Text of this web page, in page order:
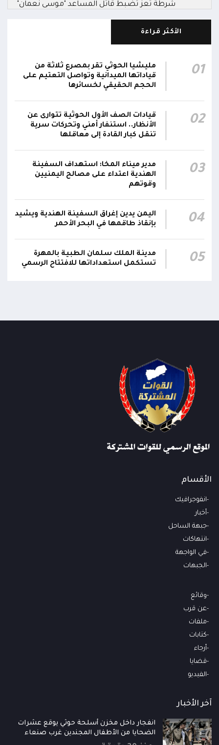
شرطة تعز تضبط قاتل المساعد "موسى نعمان"
الجريمة.. وتؤكد استكمال الإجراءات لإحالته إلى
23:16
مركز الملك سلمان يوقع برنامجاً لإعادة تأهيل
وتجهيز 11 منشأة صحية في لحج والضالع
وسقطرى يستفيد منها أكثر من 112 ألف شخص
22:01
سعودية خلال 24 ساعة بصاروخ باليستي في خليج
21:45
الشركة اليمنية للغاز: أعمال الصيانة أوشكت على
الانتهاء وإمدادات الغاز ستعود تدريجياً لتغطية
احتياجات كافة المحافظات
الأكثر قراءة
01
مليشيا الحوثي تقر بمصرع ثلاثة من
قياداتها الميدانية وتواصل التعتيم على
الحجم الحقيقي لخسائرها
02
قيادات الصف الأول الحوثية تتوارى عن
الأنظار.. استنفار أمني وتحركات سرية
تنقل كبار القادة إلى معاقلها
03
مدير ميناء المخا: استهداف السفينة
الهندية اعتداء على مصالح اليمنيين
وقوتهم
04
اليمن يدين إغراق السفينة الهندية ويشيد
بإنقاذ طاقمها في البحر الأحمر
05
مدينة الملك سلمان الطبية بالمهرة
تستكمل استعداداتها للافتتاح الرسمي
الأقسام
انفوجرافيك
أخبار
جبهة الساحل
انتهاكات
في الواجهة
الجبهات
وقائع
عن قرب
ملفات
كتابات
أرجاء
قضايا
الفيديو
آخر الأخبار
انفجار داخل مخزن أسلحة حوثي يوقع عشرات
الضحايا من الأطفال المجندين غرب صنعاء